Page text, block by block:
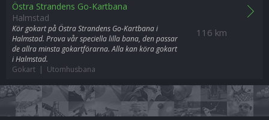
116 km
Östra Strandens Go-Kartbana
Halmstad
Kör gokart på Östra Strandens Go-Kartbana i
Halmstad. Prova vår speciella lilla bana, den passar
de allra minsta gokartförarna. Alla kan köra gokart
i Halmstad.
Gokart | Utomhusbana